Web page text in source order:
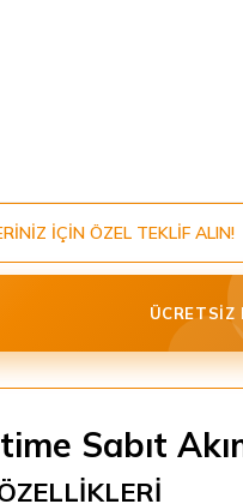
IÇIN ÖZEL TEKLIF ALIN!
ÜCRETSIZ
Sabıt